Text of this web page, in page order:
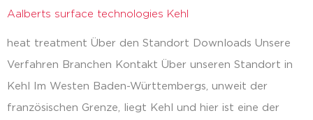
Aalberts surface technologies Kehl
heat treatment Über den Standort Downloads Unsere
Verfahren Branchen Kontakt Über unseren Standort in
Kehl Im Westen Baden-Württembergs, unweit der
französischen Grenze, liegt Kehl und hier ist eine der